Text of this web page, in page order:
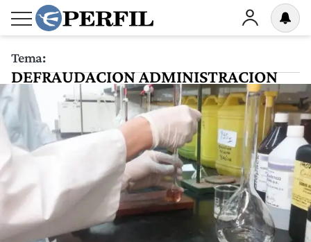
Tema:
DEFRAUDACION ADMINISTRACION
PUBLICA